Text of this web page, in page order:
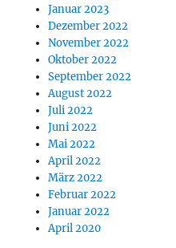
Januar 2023
Dezember 2022
November 2022
Oktober 2022
September 2022
August 2022
Juli 2022
Juni 2022
Mai 2022
April 2022
März 2022
Februar 2022
Januar 2022
April 2020